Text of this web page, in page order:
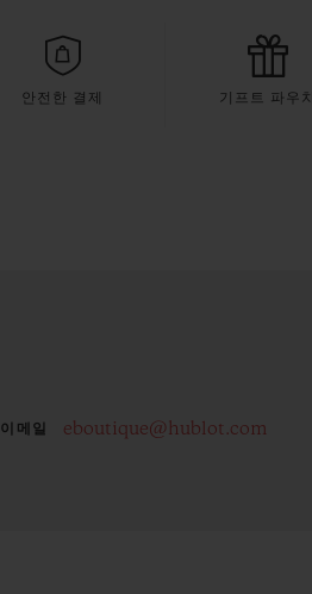
안전한 결제 기프트 파우치
이메일 eboutique@hublot.com